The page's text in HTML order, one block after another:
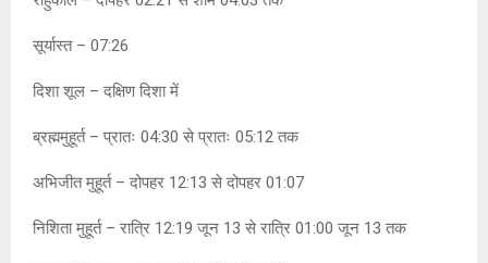
सूर्यास्त – 07:26
दिशा शूल – दक्षिण दिशा में
ब्रह्ममुहूर्त – प्रातः 04:30 से प्रातः 05:12 तक
अभिजीत मुहूर्त – दोपहर 12:13 से दोपहर 01:07
निशिता मुहूर्त – रात्रि 12:19 जून 13 से रात्रि 01:00 जून 13 तक